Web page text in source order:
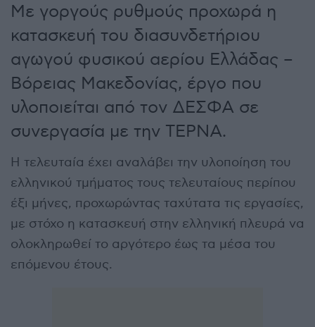
Με γοργούς ρυθμούς προχωρά η
κατασκευή του διασυνδετήριου
αγωγού φυσικού αερίου Ελλάδας –
Βόρειας Μακεδονίας, έργο που
υλοποιείται από τον ΔΕΣΦΑ σε
συνεργασία με την ΤΕΡΝΑ.
Η τελευταία έχει αναλάβει την υλοποίηση του
ελληνικού τμήματος τους τελευταίους περίπου
έξι μήνες, προχωρώντας ταχύτατα τις εργασίες,
με στόχο η κατασκευή στην ελληνική πλευρά να
ολοκληρωθεί το αργότερο έως τα μέσα του
επόμενου έτους.